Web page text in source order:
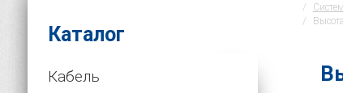
Каталог
Кабель